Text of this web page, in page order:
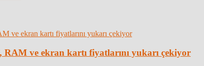
RAM ve ekran kartı fiyatlarını yukarı çekiyor